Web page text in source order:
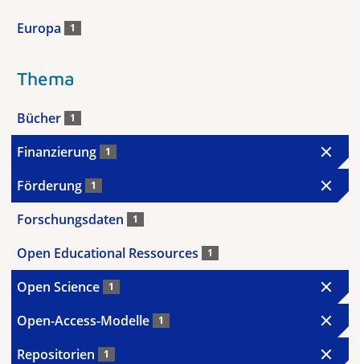
Europa 1
Thema
Bücher 1
Finanzierung 1
Förderung 1
Forschungsdaten 1
Open Educational Ressources 1
Open Science 1
Open-Access-Modelle 1
Repositorien 1